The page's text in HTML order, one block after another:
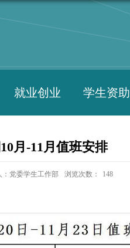
就业创业 学生资助
月-11月值班安排
：党委学生工作部 浏览次数： 148